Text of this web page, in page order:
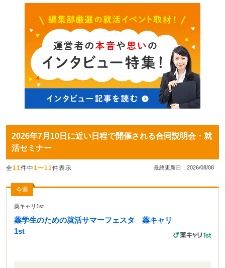
2026年7月10日に近い日程で開催される合同説明会・就
活セミナー
全11件中1〜11件表示 最終更新日：2026/08/08
今週
薬キャリ1st
薬学生のための就活サマーフェスタ 薬キャリ
1st